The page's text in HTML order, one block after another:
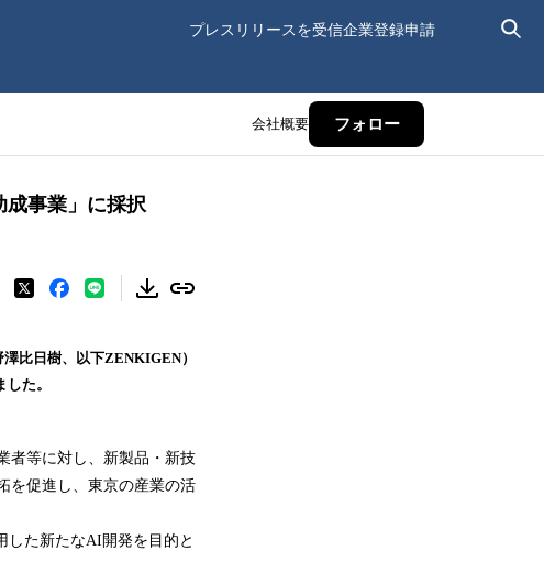
プレスリリースを受信企業登録申請
会社概要 フォロー
成事業」に採択
比日樹、以下ZENKIGEN）
た。
者等に対し、新製品・新技
を促進し、東京の産業の活
した新たなAI開発を目的と